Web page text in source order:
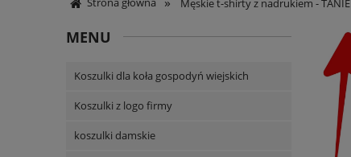
Męskie t-shirty z nadrukiem - TANIE
MENU
Koszulki dla koła gospodyń wiejskich
Koszulki z logo firmy
koszulki damskie